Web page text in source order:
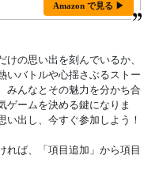
Amazon で見る ▶
の思い出を刻んでいるか、
いバトルや心揺さぶるストー
みんなとその魅力を分かち合
ゲームを決める鍵になりま
い出し、今すぐ参加しよう！
れば、「項目追加」から項目